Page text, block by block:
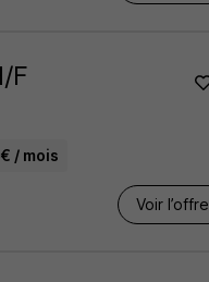
F
/ mois
Voir l’offre